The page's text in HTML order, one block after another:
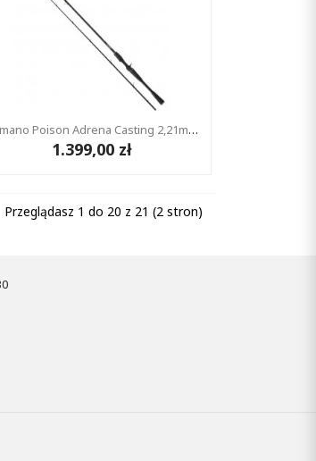
Shimano Poison Adrena Casting 2,21m 10-30g
1.399,00 zł
Przeglądasz 1 do 20 z 21 (2 stron)